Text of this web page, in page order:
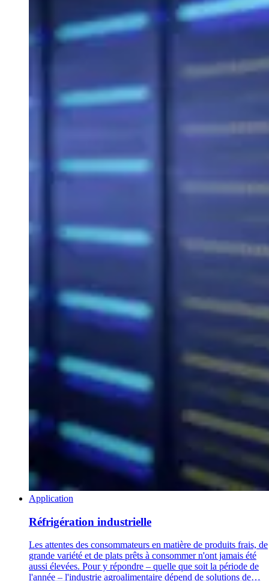
Application
Réfrigération industrielle
Les attentes des consommateurs en matière de produits frais, de
grande variété et de plats prêts à consommer n'ont jamais été
aussi élevées. Pour y répondre – quelle que soit la période de
l'année – l'industrie agroalimentaire dépend de solutions de…